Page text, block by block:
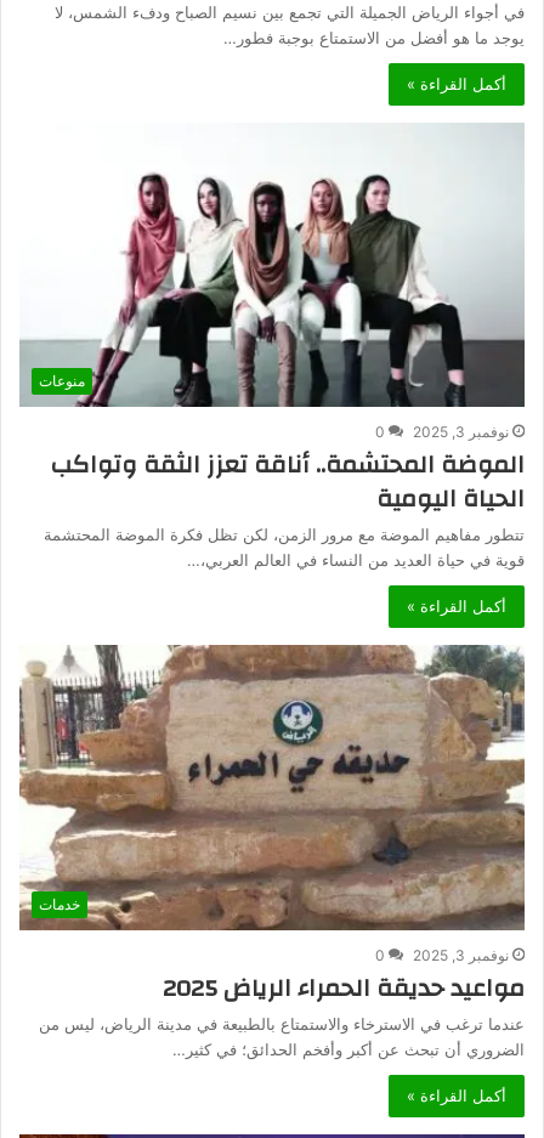
في أجواء الرياض الجميلة التي تجمع بين نسيم الصباح ودفء الشمس، لا
يوجد ما هو أفضل من الاستمتاع بوجبة فطور…
أكمل القراءة »
منوعات
نوفمبر 3, 2025 0
الموضة المحتشمة.. أناقة تعزز الثقة وتواكب
الحياة اليومية
تتطور مفاهيم الموضة مع مرور الزمن، لكن تظل فكرة الموضة المحتشمة
قوية في حياة العديد من النساء في العالم العربي،…
أكمل القراءة »
خدمات
نوفمبر 3, 2025 0
مواعيد حديقة الحمراء الرياض 2025
عندما ترغب في الاسترخاء والاستمتاع بالطبيعة في مدينة الرياض، ليس من
الضروري أن تبحث عن أكبر وأفخم الحدائق؛ في كثير…
أكمل القراءة »